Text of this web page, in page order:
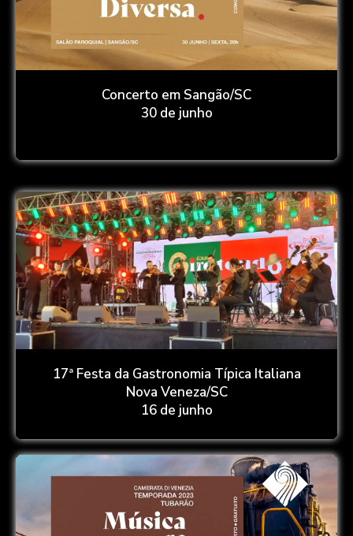
Concerto em Sangão/SC
30 de junho
17ª Festa da Gastronomia Típica Italiana
Nova Veneza/SC
16 de junho